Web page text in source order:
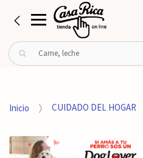
B
u
r
o
r
Inicio CUIDADO DEL HOGAR